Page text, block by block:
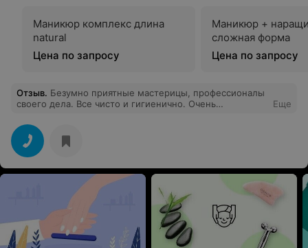
Маникюр комплекс длина
natural
Цена по запросу
Маникюр +
сложная форма
Цена по запросу
Отзыв. Безумно приятные мастерицы, профессионалы
своего дела. Все чисто и гигиенично. Очень
душой и теплотой. Маникюр и педикюр выполняют
любой сложности. Я в восторге, хожу только сюда.
Спасибо вам большое
Еще